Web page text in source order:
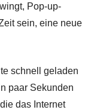
Pop-up-
sein, eine neue
schnell geladen
paar Sekunden
das Internet